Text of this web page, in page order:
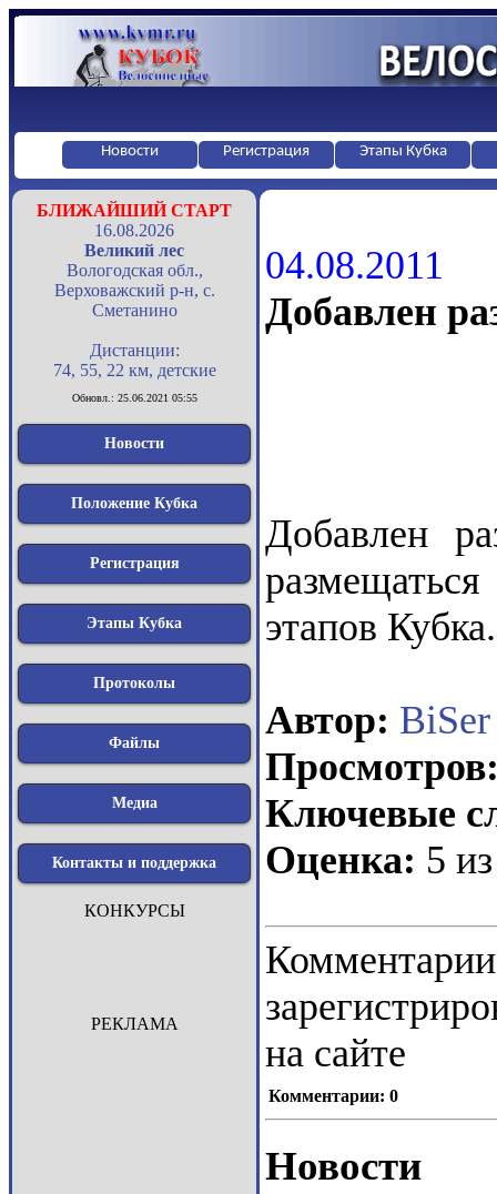
Новости Регистрация Этапы Кубка
БЛИЖАЙШИЙ СТАРТ
16.08.2026
Великий лес
Вологодская обл.,
Верховажский р-н, с.
Сметанино
Дистанции:
74, 55, 22 км, детские
Обновл.: 25.06.2021 05:55
Новости
Положение Кубка
Регистрация
Этапы Кубка
Протоколы
Файлы
Медиа
Контакты и поддержка
КОНКУРСЫ
РЕКЛАМА
04.08.2011
Добавлен
Добавлен
этапов Кубка.
Автор: BiSer
Ключевые
Оценка: 5
на сайте
Комментарии: 0
Новости